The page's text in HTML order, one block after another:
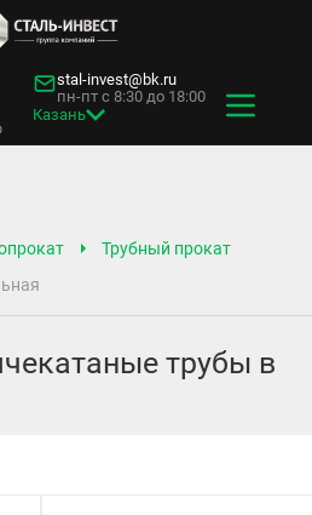
stal-invest@bk.ru
пн-пт с 8:30 до 18:00
Казань
Трубный прокат
трубы в